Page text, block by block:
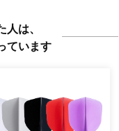
は、
ています